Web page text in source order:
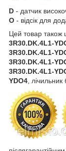
D - датчик
O - відсік для
Цей товар також
3R30.DK.4L1-
3R30.DK.4L1-
3R30.DK.4L1-
3R30.DK.4L1-
YDO4 ,